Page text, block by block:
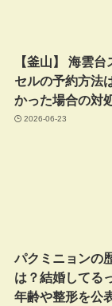
【釜山】 海雲
セルの予約方法
かった場合の対
2026-06-23
パクミニョンの
は？結婚してる
年齢や整形を公